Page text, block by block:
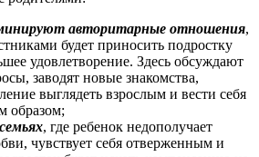
авторитарные отношения,
будет приносить подростку
удовлетворение. Здесь обсуждают
заводят новые знакомства,
выглядеть взрослым и вести себя
образом;
, где ребенок недополучает
чувствует себя отверженным и